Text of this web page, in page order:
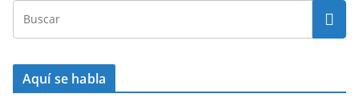
Aquí se habla